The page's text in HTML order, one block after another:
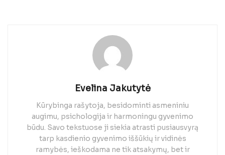
Evelina Jakutytė
Kūrybinga rašytoja, besidominti asmeniniu
augimu, psichologija ir harmoningu gyvenimo
būdu. Savo tekstuose ji siekia atrasti pusiausvyrą
tarp kasdienio gyvenimo iššūkių ir vidinės
ramybės, ieškodama ne tik atsakymų, bet ir